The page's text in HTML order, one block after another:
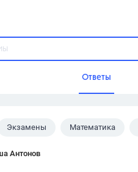
Ответы
Экзамены Математика
Антонов